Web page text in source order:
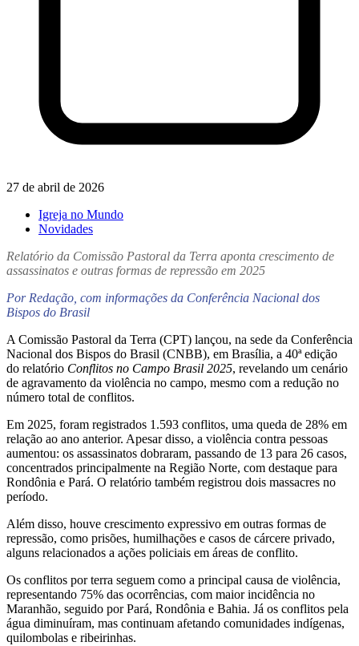
27 de abril de 2026
Igreja no Mundo
Novidades
Relatório da Comissão Pastoral da Terra aponta crescimento de
assassinatos e outras formas de repressão em 2025
Por Redação, com informações da Conferência Nacional dos
Bispos do Brasil
AComissão Pastoral da Terra (CPT) lançou, na sede da Conferência
Nacional dos Bispos do Brasil (CNBB), em Brasília, a 40ª edição
do relatório Conflitos no Campo Brasil 2025, revelando um cenário
de agravamento da violência no campo, mesmo com a redução no
número total de conflitos.
Em 2025, foram registrados 1.593 conflitos, uma queda de 28% em
relação ao ano anterior. Apesar disso, a violência contra pessoas
aumentou: os assassinatos dobraram, passando de 13 para 26 casos,
concentrados principalmente na Região Norte, com destaque para
Rondônia e Pará. O relatório também registrou dois massacres no
período.
Além disso, houve crescimento expressivo em outras formas de
repressão, como prisões, humilhações e casos de cárcere privado,
alguns relacionados a ações policiais em áreas de conflito.
Os conflitos por terra seguem como a principal causa de violência,
representando 75% das ocorrências, com maior incidência no
Maranhão, seguido por Pará, Rondônia e Bahia. Já os conflitos pela
água diminuíram, mas continuam afetando comunidades indígenas,
quilombolas e ribeirinhas.